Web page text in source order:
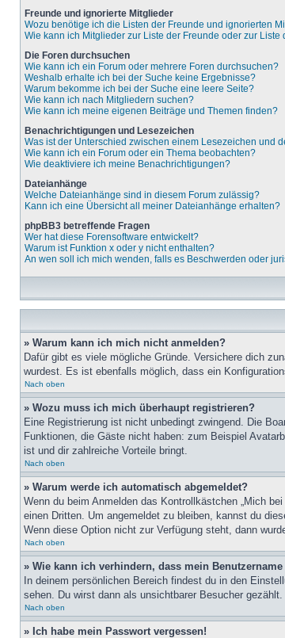
Freunde und ignorierte Mitglieder
Wozu benötige ich die Listen der Freunde und ignorierten
Wie kann ich Mitglieder zur Liste der Freunde oder zur
Die Foren durchsuchen
Wie kann ich ein Forum oder mehrere Foren durchsuchen?
Weshalb erhalte ich bei der Suche keine Ergebnisse?
Warum bekomme ich bei der Suche eine leere Seite?
Wie kann ich nach Mitgliedern suchen?
Wie kann ich meine eigenen Beiträge und Themen finden?
Benachrichtigungen und Lesezeichen
Was ist der Unterschied zwischen einem Lesezeichen und
Wie kann ich ein Forum oder ein Thema beobachten?
Wie deaktiviere ich meine Benachrichtigungen?
Dateianhänge
Welche Dateianhänge sind in diesem Forum zulässig?
Kann ich eine Übersicht all meiner Dateianhänge erhalten?
phpBB3 betreffende Fragen
Wer hat diese Forensoftware entwickelt?
Warum ist Funktion x oder y nicht enthalten?
An wen soll ich mich wenden, falls es Beschwerden oder
» Warum kann ich mich nicht anmelden?
Dafür gibt es viele mögliche Gründe. Versichere dich
wurdest. Es ist ebenfalls möglich, dass ein
Nach oben
» Wozu muss ich mich überhaupt registrieren?
Eine Registrierung ist nicht unbedingt zwingend. Die
Funktionen, die Gäste nicht haben: zum Beispiel
ist und dir zahlreiche Vorteile bringt.
Nach oben
» Warum werde ich automatisch abgemeldet?
Wenn du beim Anmelden das Kontrollkästchen „Mich
einen Dritten. Um angemeldet zu bleiben, kannst du
Wenn diese Option nicht zur Verfügung steht, dann
Nach oben
» Wie kann ich verhindern, dass mein
In deinem persönlichen Bereich findest du in den
sehen. Du wirst dann als unsichtbarer Besucher gezählt.
Nach oben
» Ich habe mein Passwort vergessen!